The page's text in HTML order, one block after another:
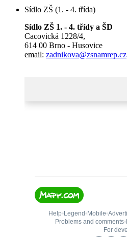
Sídlo ZŠ (1. - 4. třída)
Sídlo ZŠ 1. - 4. třídy a ŠD
Cacovická 1228/4,
614 00 Brno - Husovice
email: zadnikova@zsnamrep.cz